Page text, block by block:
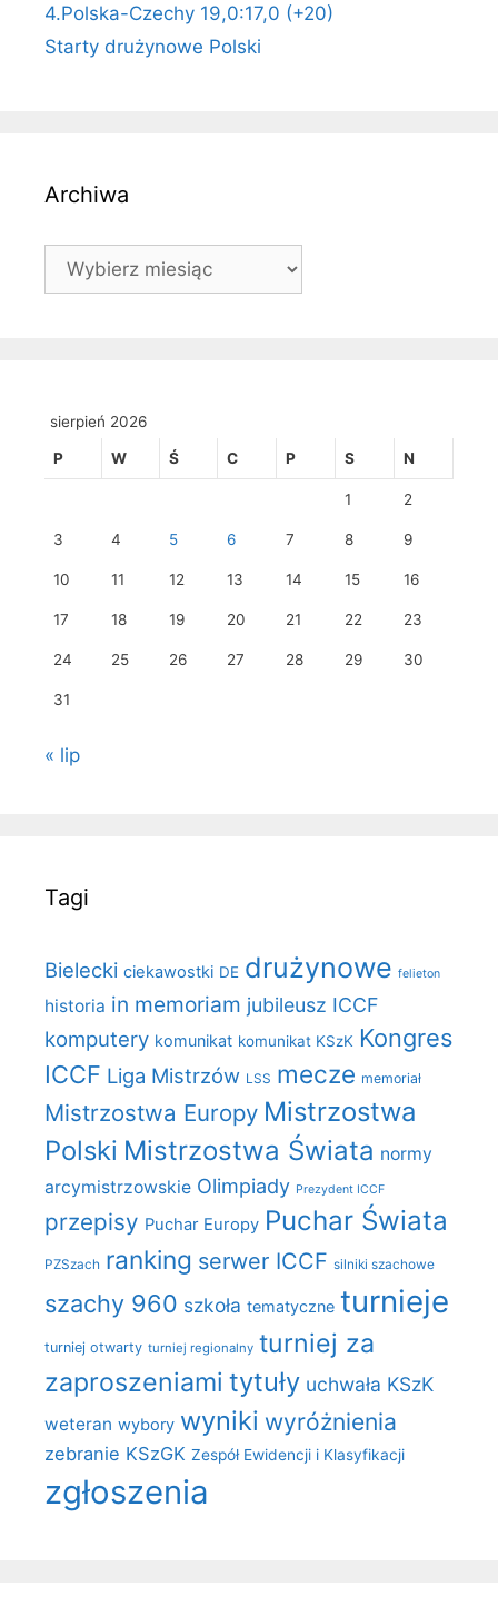
4.Polska-Czechy 19,0:17,0 (+20)
Starty drużynowe Polski
Archiwa
Archiwa
sierpień 2026
P W Ś C P S N
1 2
3 4 5 6 7 8 9
10 11 12 13 14 15 16
17 18 19 20 21 22 23
24 25 26 27 28 29 30
31
« lip
Tagi
Bielecki ciekawostki DE drużynowe felieton
historia in memoriam jubileusz ICCF
komputery komunikat komunikat KSzK Kongres
ICCF Liga Mistrzów LSS mecze memoriał
Mistrzostwa Europy Mistrzostwa
Polski Mistrzostwa Świata normy
arcymistrzowskie Olimpiady Prezydent ICCF
przepisy Puchar Europy Puchar Świata
PZSzach ranking serwer ICCF silniki szachowe
szachy 960 szkoła tematyczne turnieje
turniej otwarty turniej regionalny turniej za
zaproszeniami tytuły uchwała KSzK
weteran wybory wyniki wyróżnienia
zebranie KSzGK Zespół Ewidencji i Klasyfikacji
zgłoszenia